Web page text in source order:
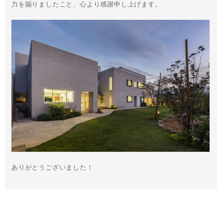
力を賜りましたこと、心より感謝申し上げます。
ありがとうございました！